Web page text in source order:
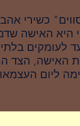
כשירי
היא האישה
לעומקים
האישה, הצד
ליום